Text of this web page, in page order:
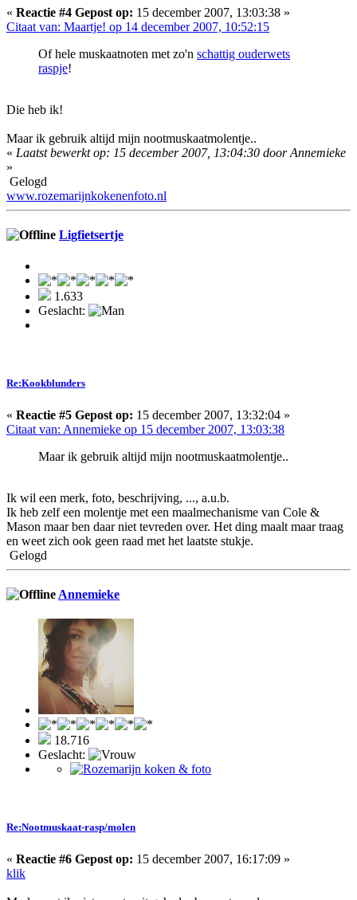
« Reactie #4 Gepost op: 15 december 2007, 13:03:38 »
Citaat van: Maartje! op 14 december 2007, 10:52:15
Of hele muskaatnoten met zo'n schattig ouderwets
raspje!
Die heb ik!
Maar ik gebruik altijd mijn nootmuskaatmolentje..
« Laatst bewerkt op: 15 december 2007, 13:04:30 door Annemieke
»
Gelogd
www.rozemarijnkokenenfoto.nl
Ligfietsertje
1.633
Geslacht:
Re:Kookblunders
« Reactie #5 Gepost op: 15 december 2007, 13:32:04 »
Citaat van: Annemieke op 15 december 2007, 13:03:38
Maar ik gebruik altijd mijn nootmuskaatmolentje..
Ik wil een merk, foto, beschrijving, ..., a.u.b.
Ik heb zelf een molentje met een maalmechanisme van Cole &
Mason maar ben daar niet tevreden over. Het ding maalt maar traag
en weet zich ook geen raad met het laatste stukje.
Gelogd
Annemieke
18.716
Geslacht:
Re:Nootmuskaat-rasp/molen
« Reactie #6 Gepost op: 15 december 2007, 16:17:09 »
klik